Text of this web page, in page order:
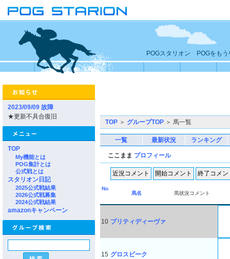
POGスタリオン POGをもう
2023/09/09 故障
★更新不具合復旧
TOP
My機能とは
POG集計とは
公式戦とは
スタリオン日記
2025公式戦結果
2026公式戦募集
2024公式戦結果
amazonキャンペーン
TOP ＞ グループTOP ＞ 馬一覧
一覧 最新状況 ランキング
ここまま プロフィール
No
馬名
馬状況コメント
10 プリティディーヴァ
15 グロスビーク